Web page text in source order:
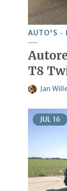
AUTO'S
T8
Jan
JUL 16